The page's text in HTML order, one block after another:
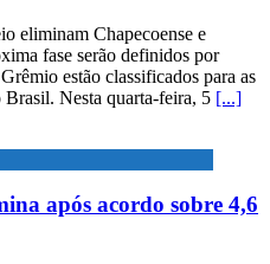
eliminam Chapecoense e
fase serão definidos por
estão classificados para as
Nesta quarta-feira, 5 [...]
após acordo sobre 4,6